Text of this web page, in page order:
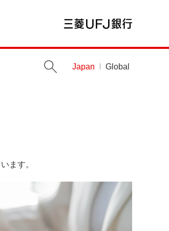
Japan Global
ます。